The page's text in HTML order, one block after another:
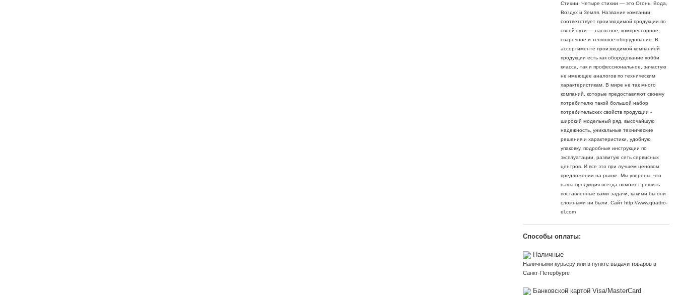
Стихии. Четыре стихии — это Огонь, Вода,
Воздух и Земля. Название компании
соответствует производимой продукции по
своей сути — насосное, компрессорное,
сварочное и тепловое оборудование. В
ассортименте производимой компанией
продукции есть как оборудование хобби
класса, так и профессиональное, зачастую
не имеющее аналогов по техническим
характеристикам. В мире не так много
компаний, которые предоставляют своему
потребителю такой большой набор
потребительских свойств продукции -
широкий модельный ряд, высочайшую
надежность, уникальные технические
решения и характеристики, удобную
упаковку, подробные инструкции по
эксплуатации, развитую сеть сервисных
центров. И все это при лучшем ценовом
предложении на рынке. Мы уверены, что
наша продукция всегда поможет решить
поставленные вами задачи, какими бы они
сложными ни были. Сайт http://www.quattro-
el.com
Способы оплаты:
Наличные
Наличными курьеру или в пункте выдачи товаров в
Санкт-Петербурге
Банковской картой Visa/MasterCard